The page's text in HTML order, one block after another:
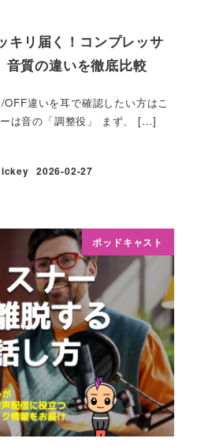
キリ届く！コンプレッサ
音質の違いを徹底比較
違いを耳で確認したい方はこ
は音の「調整役」 まず、 […]
2026-02-27
ポッドキャスト